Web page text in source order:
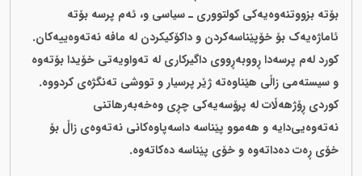
بۆتە بزووتنەوەیەکی کولتووری ـ سیاسی و، ئەم پرسە بۆتە
ئاماژەیەک بۆ خۆپێناسەکردن و داکۆکیکردن لە مافە نەتەوەییەکان.
کورد لەم پرسەدا ڕووبەڕووی داگیرکاری لە تەواویەتی خۆیدا بۆتەوە
و سیستەمی زاڵی هێناوەتە ژێر پرسیار و تووشی تەنگژەی کردووە.
کوردی ڕۆژهەڵات لە پرۆسەیەکی چڕی وەخەبەرهاتنی
نەتەوەیی‌دایە و هەموو پێناسە داسەپاوەکانی نەتەوەی زاڵ بۆ
خۆی ڕەت دەداتەوە و خۆی پێناسە دەکاتەوە.